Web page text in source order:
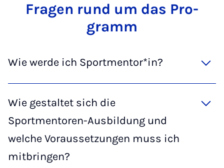
Fra­gen rund um das Pro­
gramm
Wie werde ich Sportmentor*in?
Wie gestaltet sich die
Sportmentoren-Ausbildung und
welche Voraussetzungen muss ich
mitbringen?